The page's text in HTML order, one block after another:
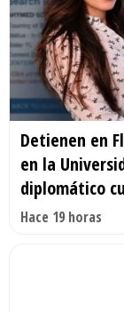
Detienen en
en la
diplomático
Hace 19 horas